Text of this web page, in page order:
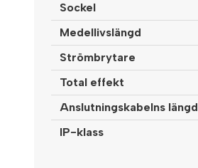
Sockel
Medellivslängd
Strömbrytare
Total effekt
Anslutningskabelns längd
IP-klass